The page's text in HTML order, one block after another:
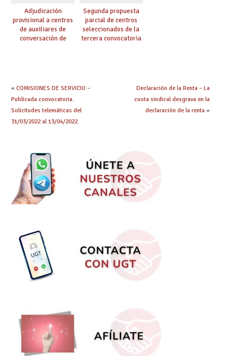
Adjudicación
provisional a centros
de auxiliares de
conversación de
Segunda propuesta
parcial de centros
seleccionados de la
tercera convocatoria
« COMISIONES DE SERVICIO –
Publicada convocatoria.
Solicitudes telemáticas del
31/03/2022 al 13/04/2022.
Declaración de la Renta – La
cuota sindical desgrava en la
declaración de la renta»